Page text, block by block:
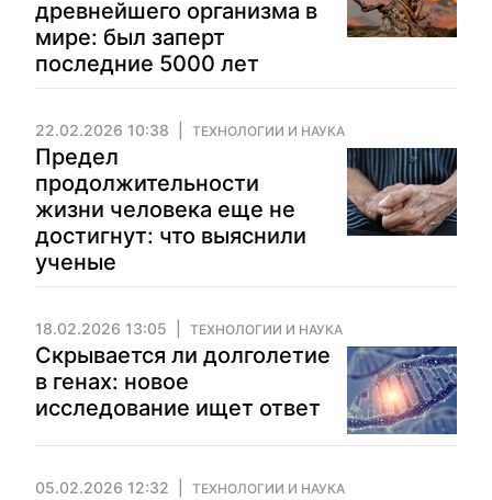
древнейшего организма в
мире: был заперт
последние 5000 лет
22.02.2026 10:38 ТЕХНОЛОГИИ И НАУКА
Предел
продолжительности
жизни человека еще не
достигнут: что выяснили
ученые
18.02.2026 13:05 ТЕХНОЛОГИИ И НАУКА
Скрывается ли долголетие
в генах: новое
исследование ищет ответ
05.02.2026 12:32 ТЕХНОЛОГИИ И НАУКА